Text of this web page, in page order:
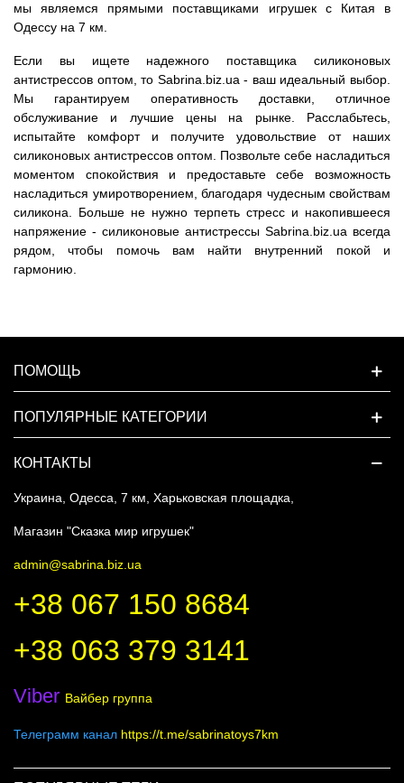
мы являемся прямыми поставщиками игрушек с Китая в
Одессу на 7 км.
Если вы ищете надежного поставщика силиконовых
антистрессов оптом, то Sabrina.biz.ua - ваш идеальный выбор.
Мы гарантируем оперативность доставки, отличное
обслуживание и лучшие цены на рынке. Расслабьтесь,
испытайте комфорт и получите удовольствие от наших
силиконовых антистрессов оптом. Позвольте себе насладиться
моментом спокойствия и предоставьте себе возможность
насладиться умиротворением, благодаря чудесным свойствам
силикона. Больше не нужно терпеть стресс и накопившееся
напряжение - силиконовые антистрессы Sabrina.biz.ua всегда
рядом, чтобы помочь вам найти внутренний покой и
гармонию.
ПОМОЩЬ
ПОПУЛЯРНЫЕ КАТЕГОРИИ
КОНТАКТЫ
Украина, Одесса, 7 км, Харьковская площадка,
Магазин "Сказка мир игрушек"
admin@sabrina.biz.ua
+38 067 150 8684
+38 063 379 3141
Viber Вайбер группа
Телеграмм канал https://t.me/sabrinatoys7km